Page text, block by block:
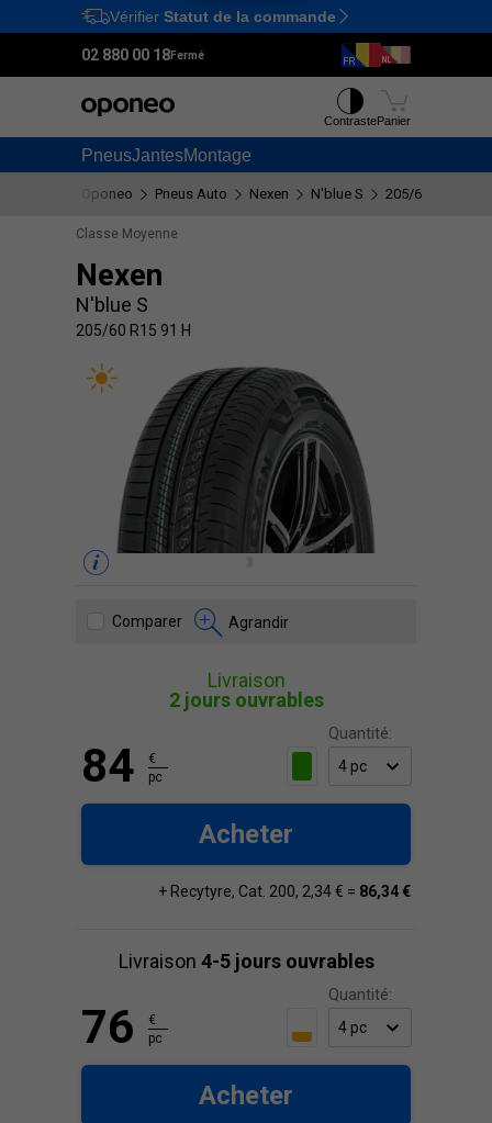
Ctrl M
Vérifier Statut de la commande
02 880 00 18Fermé
PneusJantesMontage
ContrastePanier
Oponeo Pneus Auto Nexen N'blue S 205/60 R15 91 H
Classe Moyenne
Nexen
N'blue S
205/60 R15 91 H
Comparer Agrandir
Livraison
2 jours ouvrables
Quantité:
84
€
pc
Acheter
+ Recytyre, Cat. 200, 2,34 € = 86,34 €
Livraison 4-5 jours ouvrables
Quantité:
76
€
pc
Acheter